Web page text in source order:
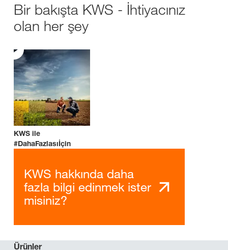
Bir bakışta KWS - İhtiyacınız
olan her şey
KWS ile
#DahaFazlasıİçin
KWS hakkında daha
fazla bilgi edinmek ister
misiniz?
Ürünler